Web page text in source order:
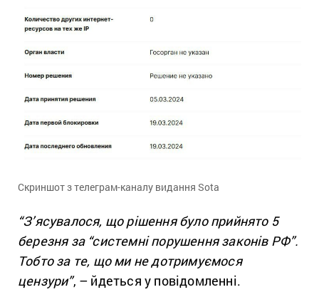
Скриншот з телеграм-каналу видання Sota
“З’ясувалося, що рішення було прийнято 5
березня за “системні порушення законів РФ”.
Тобто за те, що ми не дотримуємося
цензури”, – йдеться у повідомленні.